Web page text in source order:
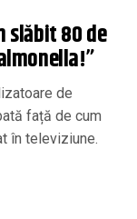
slăbit 80 de
de
față de cum
în televiziune.